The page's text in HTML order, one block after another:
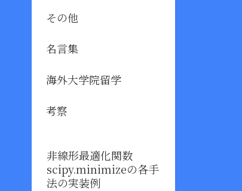
その他
名言集
海外大学院留学
考察
非線形最適化関数
scipy.minimizeの各手
法の実装例